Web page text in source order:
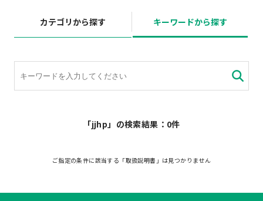
カテゴリから探す キーワードから探す
「jjhp」の検索結果：0件
ご指定の条件に該当する「取扱説明書」は見つかりません